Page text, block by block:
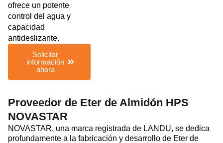
ofrece un potente
control del agua y
capacidad
antideslizante.
Solicitar
información
ahora
Proveedor de Eter de Almidón HPS
NOVASTAR
NOVASTAR, una marca registrada de LANDU, se dedica
profundamente a la fabricación y desarrollo de Eter de